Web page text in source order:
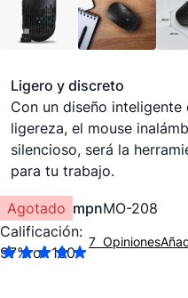
Ligero y discreto
Con un diseño
ligereza, el mouse
silencioso, será la
para tu trabajo.
Agotado mpnMO-208
Calificación:
97% of100
7 Opiniones